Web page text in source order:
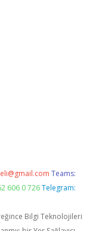
Teams:
606 0 726 Telegram:
Bilgi Teknolojileri